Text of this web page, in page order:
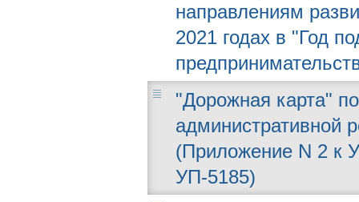
направлениям
2021 годах в "Год
"Дорожная карта"
административной
(Приложение N 2 к
УП-5185)